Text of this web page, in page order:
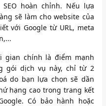
hoàn chỉnh. Nếu lựa
sẽ làm cho website của
với Google từ URL, meta
gian chính là điểm mạnh
gói dịch vụ này, chỉ từ 2
do bạn lựa chọn sẽ dần
hạng cao trong trang kết
Có bảo hành hoặc